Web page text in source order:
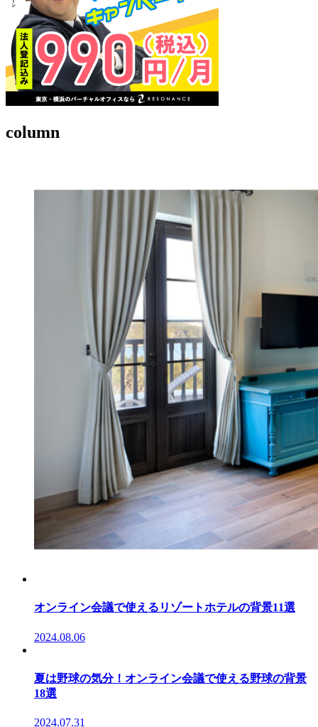
column
オンライン会議で使えるリゾートホテルの背景11選
2024.08.06
夏は野球の気分！オンライン会議で使える野球の背景
18選
2024.07.31